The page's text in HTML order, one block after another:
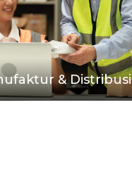
& Distribusi